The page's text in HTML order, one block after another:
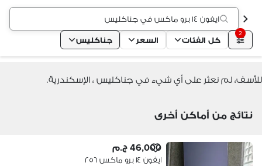
ايفون ١٤ برو ماكس في جناكليس
2
كل الفئات السعر جناكليس
للأسف، لم نعثر على أي شيء في جناكليس ، الإسكندرية.
نتائج من أماكن أخرى
46,000 ج.م
ايفون ١٤ برو ماكس ٢٥٦